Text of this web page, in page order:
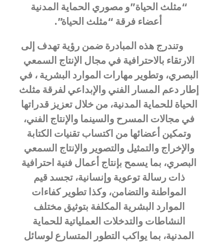
“مثلث الحياة”و مصوري الحماية المدنية
أعضاء فرقة “مثلث الحياة”.
وتندرج هذه المبادرة ضمن رؤية تهدف إلى
الارتقاء بالاحترافية في مجال الإنتاج السمعي
البصري، وتطوير مهارات الموارد البشرية ، في
إطار دعم المسار الفني والإبداعي لفرقة مثلث
الحياة للحماية المدنية، من خلال تعزيز قدراتها
في مجالات المسرح والسينما والإنتاج الفني،
وتمكين أعضائها من اكتساب تقنيات الكتابة
والإخراج والتمثيل والتصوير والإنتاج السمعي
البصري، بما يسمح بإنتاج أعمال فنية احترافية
ذات رسالة توعوية وإنسانية، تجسد قيم
المواطنة والتضامن، وكذا تطوير كفاءات
الموارد البشرية المكلفة بتوثيق مختلف
النشاطات والتدخلات العملياتية للحماية
المدنية، بما يواكب التطور المتسارع لوسائل